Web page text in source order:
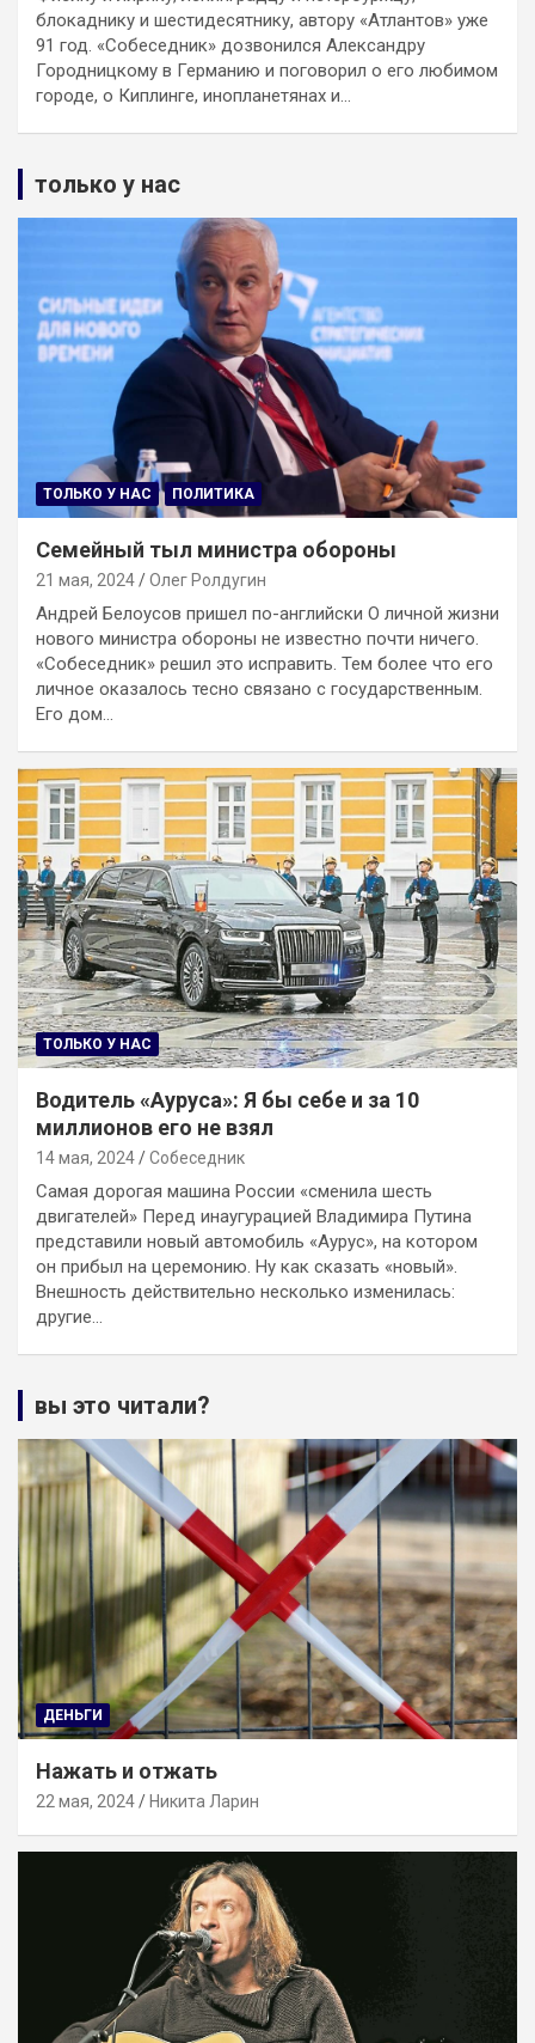
блокаднику и шестидесятнику, автору «Атлантов» уже
91 год. «Собеседник» дозвонился Александру
Городницкому в Германию и поговорил о его любимом
городе, о Киплинге, инопланетянах и…
только у нас
ТОЛЬКО У НАС ПОЛИТИКА
Семейный тыл министра обороны
21 мая, 2024 Олег Ролдугин
Андрей Белоусов пришел по-английски О личной жизни
нового министра обороны не известно почти ничего.
«Собеседник» решил это исправить. Тем более что его
личное оказалось тесно связано с государственным.
Его дом…
ТОЛЬКО У НАС
Водитель «Ауруса»: Я бы себе и за 10
миллионов его не взял
14 мая, 2024 Собеседник
Самая дорогая машина России «сменила шесть
двигателей» Перед инаугурацией Владимира Путина
представили новый автомобиль «Аурус», на котором
он прибыл на церемонию. Ну как сказать «новый».
Внешность действительно несколько изменилась:
другие…
вы это читали?
ДЕНЬГИ
Нажать и отжать
22 мая, 2024 Никита Ларин